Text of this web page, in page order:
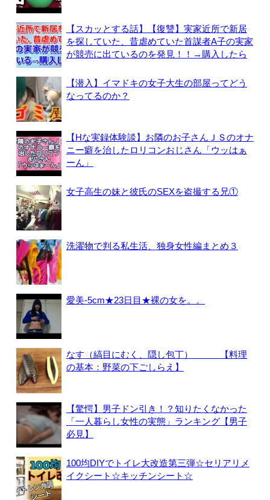
【スカッとする話】【復讐】実家近所で新居
を探していた、昔虐めていた首謀者A子の実家
が競売に出ているのを発見！！→購入したら
【潜入】イマドキの女子大生の部屋ってどう
なってるのか？
【Hな実録体験談】お隣のお子さんＪＳのオナ
ニー癖を治したロリコンおじさん「ウッはぁ
ーん」
女子高生の妹と彼氏のSEXを盗撮する兄①
洗濯物で判る私生活、独身女性編まとめ３
愛美-5cm★23日目★裸の女を。。
なす（縞目にむく、隠し包丁） 【料理
の基本：野菜の下ごしらえ】
【驚愕】男子ドン引き！？知りたくなかった
「一人暮らし女性の実態」ランキング【男子
必見】
100均DIYでトイレ大改造第三弾☆セリアリメ
イクシート☆キッチンシート☆